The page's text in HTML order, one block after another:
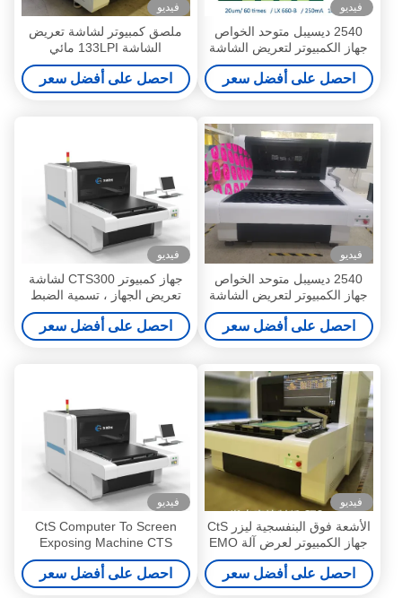
فيديو
2540 ديسيبل متوحد الخواص
جهاز الكمبيوتر لتعريض الشاشة
1200mmx1300mm
احصل على أفضل سعر
فيديو
ملصق كمبيوتر لشاشة تعريض
الشاشة 133LPI مائي
احصل على أفضل سعر
فيديو
2540 ديسيبل متوحد الخواص
جهاز الكمبيوتر لتعريض الشاشة
1200mmx1300mm الضبط
التلقائي
احصل على أفضل سعر
فيديو
جهاز كمبيوتر CTS300 لشاشة
تعريض الجهاز ، تسمية الضبط
التلقائي
احصل على أفضل سعر
فيديو
الأشعة فوق البنفسجية ليزر CtS
جهاز الكمبيوتر لعرض آلة EMO
3-350μM
احصل على أفضل سعر
فيديو
CtS Computer To Screen
Exposing Machine CTS
Imaging Systems القرار
2540dpi
احصل على أفضل سعر